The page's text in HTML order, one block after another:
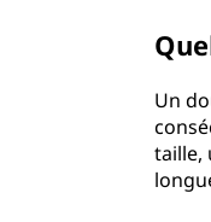
Un
taille,